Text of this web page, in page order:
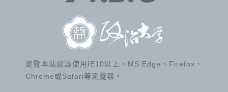
瀏覽本站建議使用IE10以上、MS Edge、Firefox、
Chrome或Safari等瀏覽器。